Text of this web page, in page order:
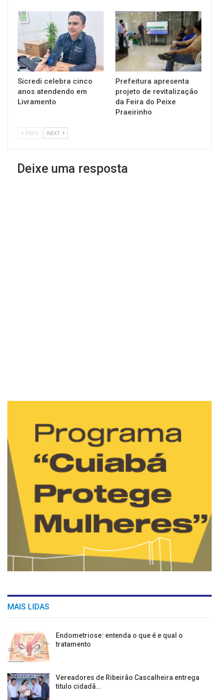
Sicredi celebra cinco
anos atendendo em
Livramento
Prefeitura apresenta
projeto de revitalização
da Feira do Peixe
Praeirinho
PREV NEXT
Deixe uma resposta
MAIS LIDAS
Endometriose: entenda o que é e qual o
tratamento
Vereadores de Ribeirão Cascalheira entrega
titulo cidadã…